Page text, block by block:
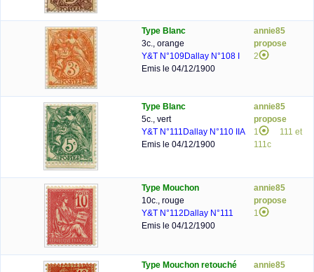
Type Blanc
3c., orange
Y&T N°109Dallay N°108 I
Emis le 04/12/1900
annie85
propose
2
Type Blanc
5c., vert
Y&T N°111 Dallay N°110 IIA
Emis le 04/12/1900
annie85
propose
1
111 et
111c
Type Mouchon
10c., rouge
Y&T N°112 Dallay N°111
Emis le 04/12/1900
annie85
propose
1
Type Mouchon retouché
annie85